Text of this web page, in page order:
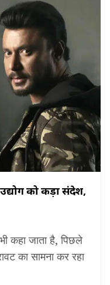
को कड़ा संदेश,
कहा जाता है, पिछले
का सामना कर रहा